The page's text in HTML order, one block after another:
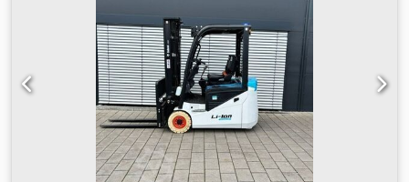
200/50-10 non-marking, misura pneumatico posteriore:
16x6-8 non marking, peso complessivo:3.790 kg
Numero di serie: OBA07-000027 Specifiche della batteria:
51,2 V, 277 Ah Cedpfxszfd D Is Af Hsha